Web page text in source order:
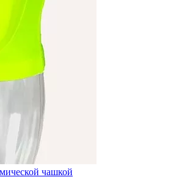
чашкой